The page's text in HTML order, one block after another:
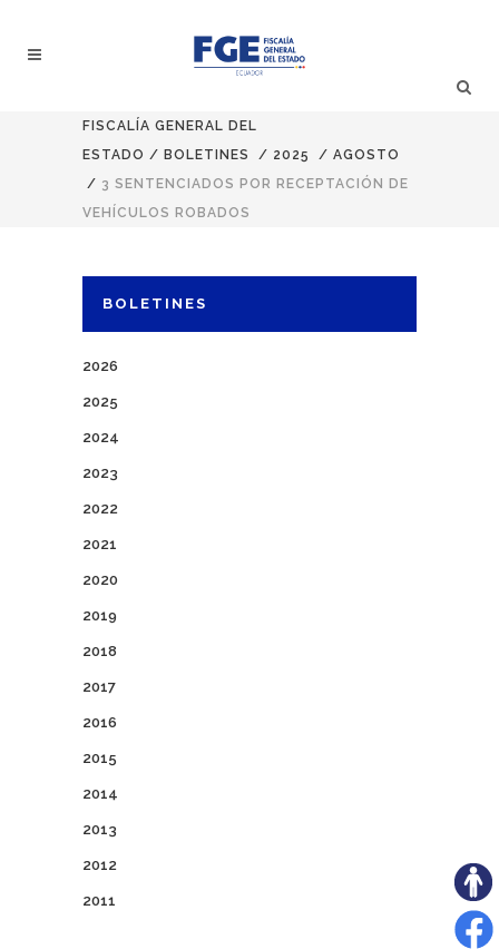
FISCALÍA GENERAL DEL
ESTADO / BOLETINES / 2025 / AGOSTO
/ 3 SENTENCIADOS POR RECEPTACIÓN DE
VEHÍCULOS ROBADOS
BOLETINES
2026
2025
2024
2023
2022
2021
2020
2019
2018
2017
2016
2015
2014
2013
2012
2011